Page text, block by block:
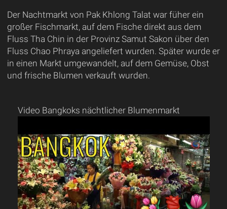
Der Nachtmarkt von Pak Khlong Talat war füher ein
großer Fischmarkt, auf dem Fische direkt aus dem
Fluss Tha Chin in der Provinz Samut Sakon über den
Fluss Chao Phraya angeliefert wurden. Später wurde er
in einen Markt umgewandelt, auf dem Gemüse, Obst
und frische Blumen verkauft wurden.
Video Bangkoks nächtlicher Blumenmarkt